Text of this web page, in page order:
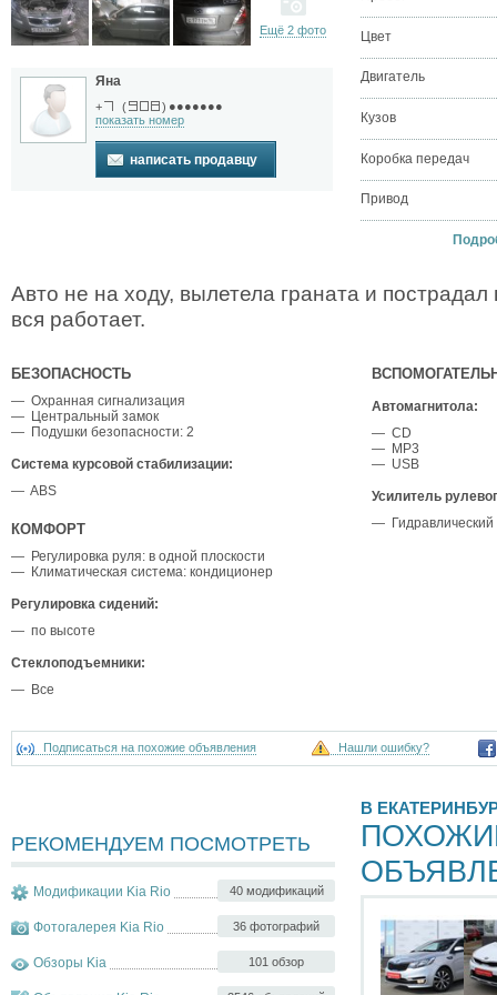
Ещё 2 фото
Яна
+ ( ) ●●●●●●●
показать номер
написать продавцу
Цвет
Двигатель
Кузов
Коробка передач
Привод
Авто не на ходу, вылетела граната и
вся работает.
БЕЗОПАСНОСТЬ
— Охранная сигнализация
— Центральный замок
— Подушки безопасности: 2
Система курсовой стабилизации:
— ABS
КОМФОРТ
— Регулировка руля: в одной плоскости
— Климатическая система: кондиционер
Регулировка сидений:
— по высоте
Стеклоподъемники:
— Все
Автомагнитола:
— CD
— MP3
— USB
Усилитель
— Гидравлический
Подписаться на похожие объявления Нашли ошибку?
РЕКОМЕНДУЕМ ПОСМОТРЕТЬ
40 модификаций
Модификации Kia Rio
36 фотографий
Фотогалерея Kia Rio
101 обзор
Обзоры Kia
В